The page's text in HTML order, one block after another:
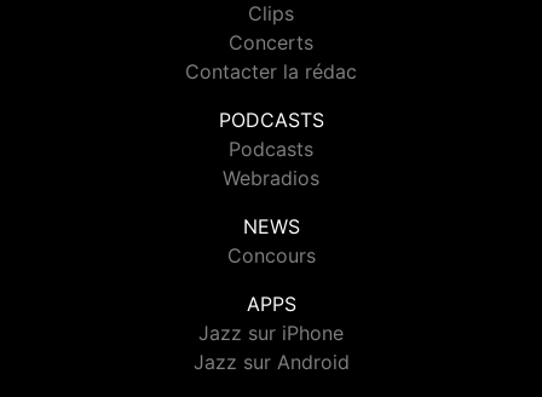
Clips
Concerts
Contacter la rédac
PODCASTS
Podcasts
Webradios
NEWS
Concours
APPS
Jazz sur iPhone
Jazz sur Android